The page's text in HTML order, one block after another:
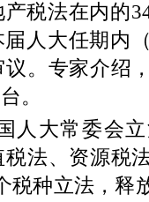
税法在内的
人大任期内
。专家介绍
。
人大常委会
法、资源税
税种立法，释